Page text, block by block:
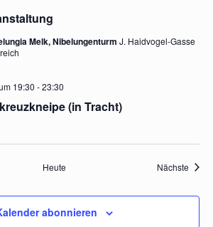
Melk, Nibelungenturm J. Haidvogel-Gasse
(in Tracht)
19:30 -23:30
Heute Nächste
abonnieren